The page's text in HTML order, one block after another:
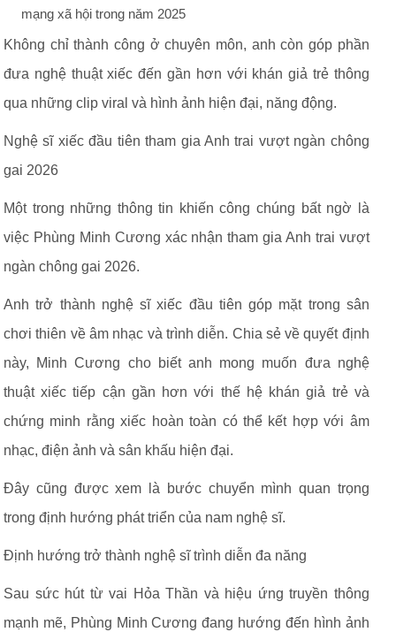
mạng xã hội trong năm 2025
Không chỉ thành công ở chuyên môn, anh còn góp phần
đưa nghệ thuật xiếc đến gần hơn với khán giả trẻ thông
qua những clip viral và hình ảnh hiện đại, năng động.
Nghệ sĩ xiếc đầu tiên tham gia Anh trai vượt ngàn chông
gai 2026
Một trong những thông tin khiến công chúng bất ngờ là
việc Phùng Minh Cương xác nhận tham gia Anh trai vượt
ngàn chông gai 2026.
Anh trở thành nghệ sĩ xiếc đầu tiên góp mặt trong sân
chơi thiên về âm nhạc và trình diễn. Chia sẻ về quyết định
này, Minh Cương cho biết anh mong muốn đưa nghệ
thuật xiếc tiếp cận gần hơn với thế hệ khán giả trẻ và
chứng minh rằng xiếc hoàn toàn có thể kết hợp với âm
nhạc, điện ảnh và sân khấu hiện đại.
Đây cũng được xem là bước chuyển mình quan trọng
trong định hướng phát triển của nam nghệ sĩ.
Định hướng trở thành nghệ sĩ trình diễn đa năng
Sau sức hút từ vai Hỏa Thần và hiệu ứng truyền thông
mạnh mẽ, Phùng Minh Cương đang hướng đến hình ảnh